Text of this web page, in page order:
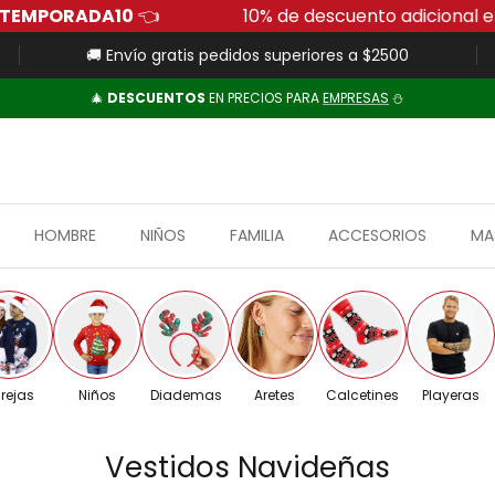
10% de descuento
🚚 Envío gratis pedidos superiores a $2500
🎄 DESCUENTOS EN PRECIOS PARAEMPRESAS ⛄
HOMBRE NIÑOS FAMILIA ACCESORIOS
Niños Diademas Aretes Calcetines Playeras
Vestidos Navideñas